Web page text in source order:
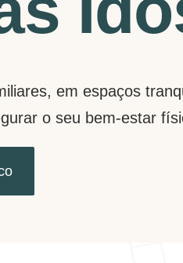
em espaços
o seu bem-estar